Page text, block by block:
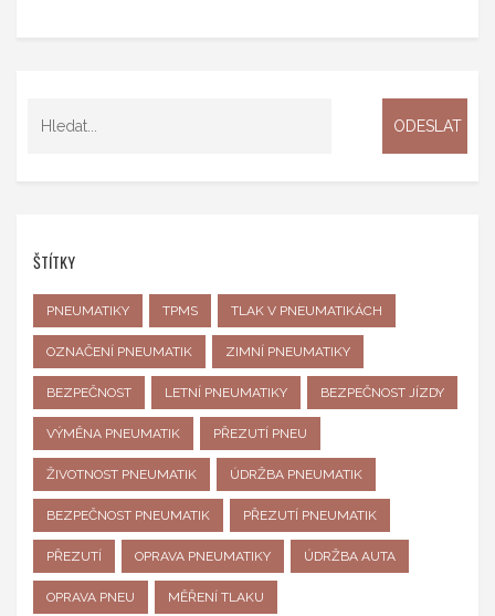
ŠTÍTKY
PNEUMATIKY TPMS TLAK V PNEUMATIKÁCH
OZNAČENÍ PNEUMATIK ZIMNÍ PNEUMATIKY
BEZPEČNOST LETNÍ PNEUMATIKY BEZPEČNOST JÍZDY
VÝMĚNA PNEUMATIK PŘEZUTÍ PNEU
ŽIVOTNOST PNEUMATIK ÚDRŽBA PNEUMATIK
BEZPEČNOST PNEUMATIK PŘEZUTÍ PNEUMATIK
PŘEZUTÍ OPRAVA PNEUMATIKY ÚDRŽBA AUTA
OPRAVA PNEU MĚŘENÍ TLAKU